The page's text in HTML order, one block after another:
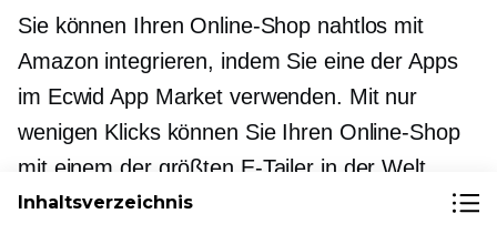
Sie können Ihren Online-Shop nahtlos mit
Amazon integrieren, indem Sie eine der Apps
im Ecwid App Market verwenden. Mit nur
wenigen Klicks können Sie Ihren Online-Shop
mit einem der größten E-Tailer in der Welt.
Inhaltsverzeichnis